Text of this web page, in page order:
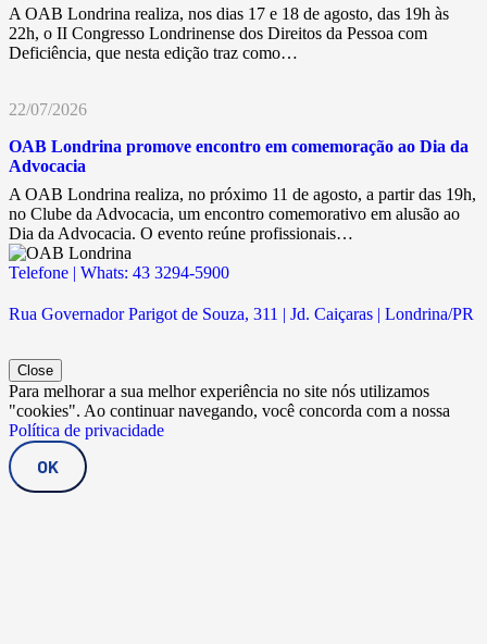
A OAB Londrina realiza, nos dias 17 e 18 de agosto, das 19h às
22h, o II Congresso Londrinense dos Direitos da Pessoa com
Deficiência, que nesta edição traz como…
22/07/2026
OAB Londrina promove encontro em comemoração ao Dia da
Advocacia
A OAB Londrina realiza, no próximo 11 de agosto, a partir das 19h,
no Clube da Advocacia, um encontro comemorativo em alusão ao
Dia da Advocacia. O evento reúne profissionais…
Telefone | Whats: 43 3294-5900
Rua Governador Parigot de Souza, 311 | Jd. Caiçaras | Londrina/PR
Close
Para melhorar a sua melhor experiência no site nós utilizamos
"cookies". Ao continuar navegando, você concorda com a nossa
Política de privacidade
OK